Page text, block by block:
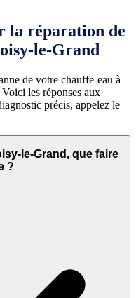
la réparation de
le-Grand
de votre chauffe-eau à
les réponses aux
précis, appelez le
le-Grand, que faire
?